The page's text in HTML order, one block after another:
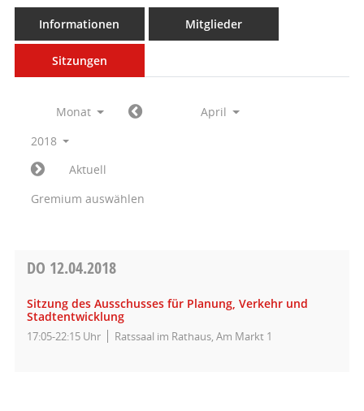
Informationen Mitglieder
Sitzungen
Monat
April
2018
Aktuell
Gremium auswählen
DO 12.04.2018
Sitzung des Ausschusses für Planung, Verkehr und
Stadtentwicklung
17:05-22:15 Uhr Ratssaal im Rathaus, Am Markt 1